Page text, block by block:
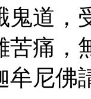
鬼道，
苦痛，
牟尼